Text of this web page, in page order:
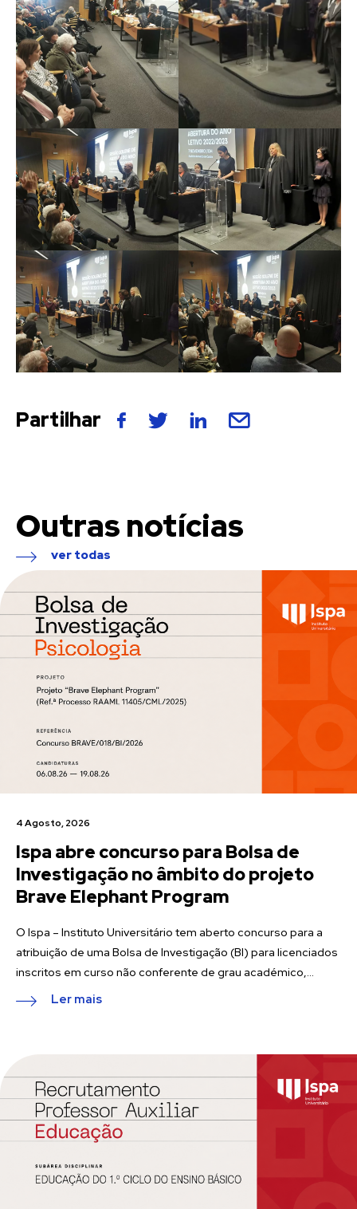
Partilhar
Outras notícias
ver todas
4 Agosto, 2026
Ispa abre concurso para Bolsa de
Investigação no âmbito do projeto
Brave Elephant Program
O Ispa – Instituto Universitário tem aberto concurso para a
atribuição de uma Bolsa de Investigação (BI) para licenciados
inscritos em curso não conferente de grau académico,...
Ler mais